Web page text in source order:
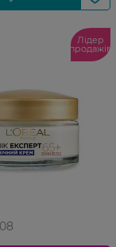
Лідер
продажів